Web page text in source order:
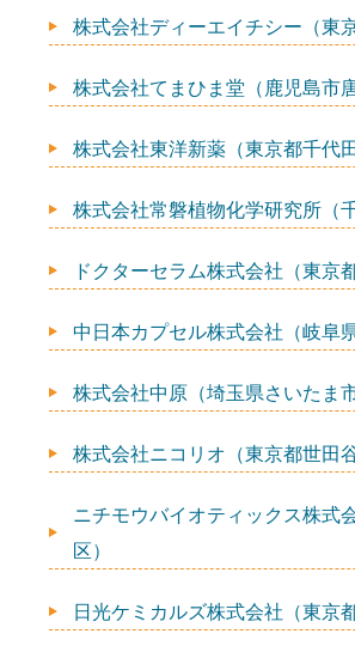
株式会社ディーエイチシー（東
株式会社てまひま堂（鹿児島市唐
株式会社東洋新薬（東京都千代田
株式会社常磐植物化学研究所（
ドクターセラム株式会社（東京
中日本カプセル株式会社（岐阜
株式会社中原（埼玉県さいたま市
株式会社ニコリオ（東京都世田谷
ニチモウバイオティックス株式
区）
日光ケミカルズ株式会社（東京